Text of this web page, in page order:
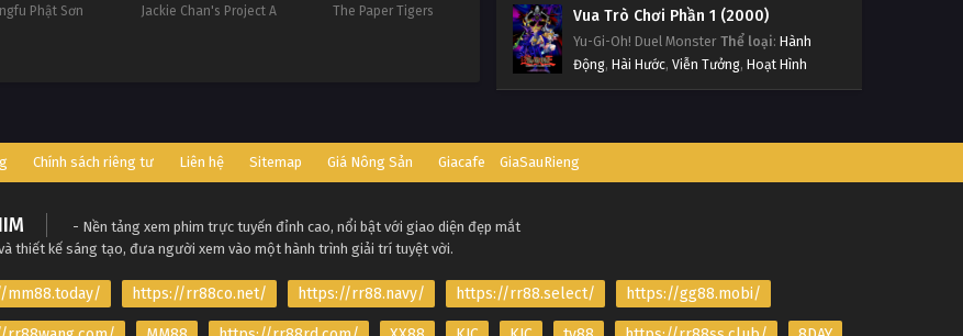
Phật Sơn Jackie Chan's Project A The Paper Tigers Vua Trò Chơi Phần 1 (2000)
Yu-Gi-Oh! Duel Monster Thể loại: Hành
Động, Hài Hước, Viễn Tưởng, Hoạt Hình
Chính sách riêng tư Liên hệ Sitemap Giá Nông Sản Giacafe GiaSauRieng
- Nền tảng xem phim trực tuyến đỉnh cao, nổi bật với giao diện đẹp mắt
thiết kế sáng tạo, đưa người xem vào một hành trình giải trí tuyệt vời.
mm88.today/ https://rr88co.net/ https://rr88.navy/ https://rr88.select/ https://gg88.mobi/